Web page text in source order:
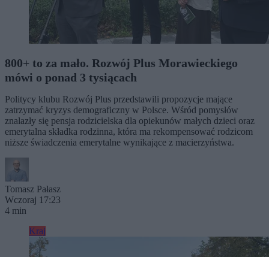
800+ to za mało. Rozwój Plus Morawieckiego
mówi o ponad 3 tysiącach
Politycy klubu Rozwój Plus przedstawili propozycje mające
zatrzymać kryzys demograficzny w Polsce. Wśród pomysłów
znalazły się pensja rodzicielska dla opiekunów małych dzieci oraz
emerytalna składka rodzinna, która ma rekompensować rodzicom
niższe świadczenia emerytalne wynikające z macierzyństwa.
Tomasz Pałasz
Wczoraj 17:23
4 min
Kraj